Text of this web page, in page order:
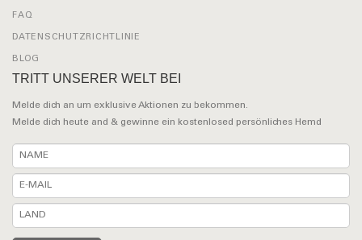
FAQ
DATENSCHUTZRICHTLINIE
BLOG
TRITT UNSERER WELT BEI
Melde dich an um exklusive Aktionen zu bekommen.
Melde dich heute and & gewinne ein kostenlosed persönliches Hemd